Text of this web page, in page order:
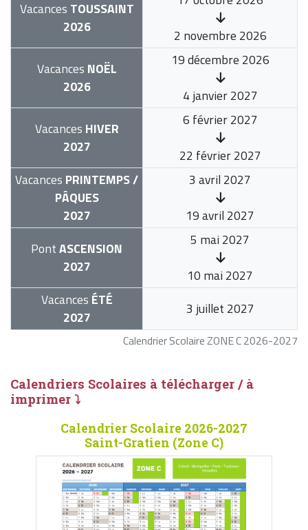
Calendrier Scolaire ZONE C 2026-2027
Vacances TOUSSAINT
2026
2 novembre 2026
Vacances NOËL
2026
19 décembre 2026
4 janvier 2027
Vacances HIVER
2027
6 février 2027
22 février 2027
Vacances PRINTEMPS /
PÂQUES
2027
3 avril 2027
19 avril 2027
PontASCENSION
2027
5 mai 2027
10 mai 2027
Vacances ÉTÉ
2027
3 juillet 2027
Calendriers Scolaires à télécharger / à
imprimer ⤵
Calendrier Scolaire 2026-2027
Saint-Gratien (Zone C)